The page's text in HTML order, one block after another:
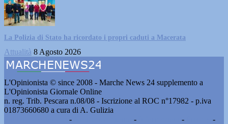
La Polizia di Stato ha ricordato i propri caduti a Macerata
Attualità 8 Agosto 2026
L'Opinionista © since 2008 - Marche News 24 supplemento a
L'Opinionista Giornale Online
n. reg. Trib. Pescara n.08/08 - Iscrizione al ROC n°17982 - p.iva
01873660680 a cura di A. Gulizia
- - -
-